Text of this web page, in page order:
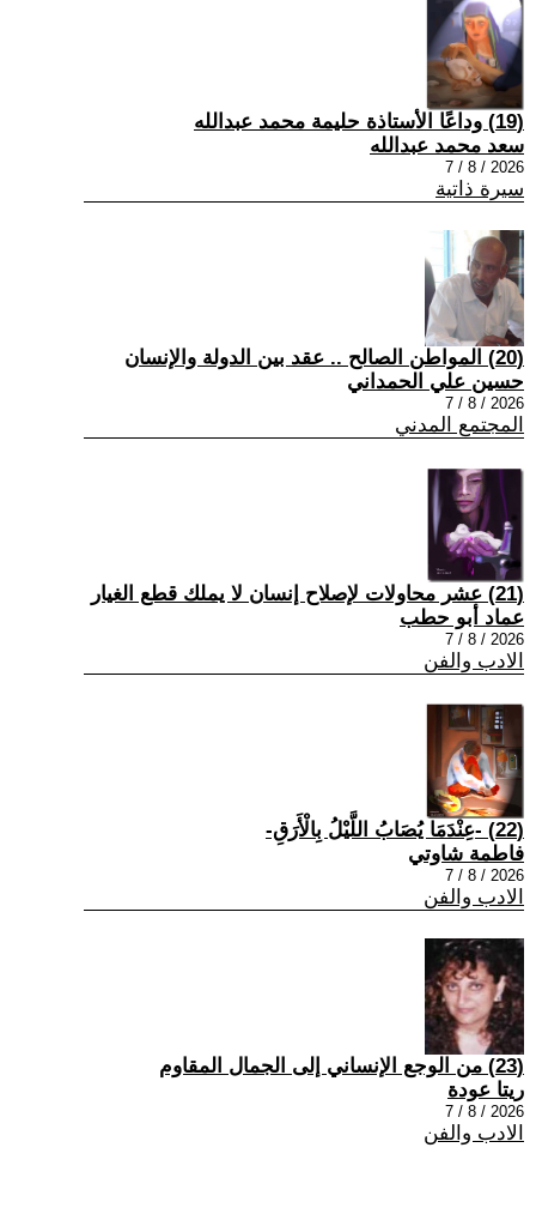
(19) وداعًا الأستاذة حليمة محمد عبدالله
سعد محمد عبدالله
2026 / 8 / 7
سيرة ذاتية
(20) المواطن الصالح .. عقد بين الدولة والإنسان
حسين علي الحمداني
2026 / 8 / 7
المجتمع المدني
(21) عشر محاولات لإصلاح إنسان لا يملك قطع الغيار
عماد أبو حطب
2026 / 8 / 7
الادب والفن
(22) -عِنْدَمَا يُصَابُ اللَّيْلُ بِالْأَرَقِ-
فاطمة شاوتي
2026 / 8 / 7
الادب والفن
(23) من الوجع الإنساني إلى الجمال المقاوم
ريتا عودة
2026 / 8 / 7
الادب والفن